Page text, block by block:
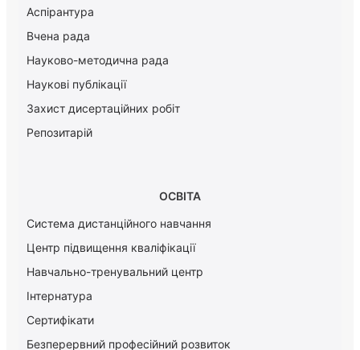
Аспірантура
Вчена рада
Науково-методична рада
Наукові публікації
Захист дисертаційних робіт
Репозитарій
ОСВІТА
Система дистанційного навчання
Центр підвищення кваліфікації
Навчально-тренувальний центр
Інтернатура
Сертифікати
Безперервний професійний розвиток